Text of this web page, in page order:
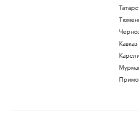
заявление о подаче иска о снятии с
От BWM-хамелеона до перехватчика
Ford. Какие машины показали в новом
Кавказ